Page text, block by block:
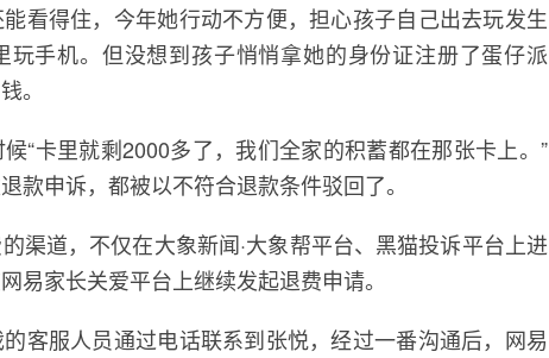
看得住，今年她行动不方便，担心孩子自己出去玩发生
玩手机。但没想到孩子悄悄拿她的身份证注册了蛋仔派
。
“卡里就剩2000多了，我们全家的积蓄都在那张卡上。”
款申诉，都被以不符合退款条件驳回了。
渠道，不仅在大象新闻·大象帮平台、黑猫投诉平台上进
易家长关爱平台上继续发起退费申请。
客服人员通过电话联系到张悦，经过一番沟通后，网易